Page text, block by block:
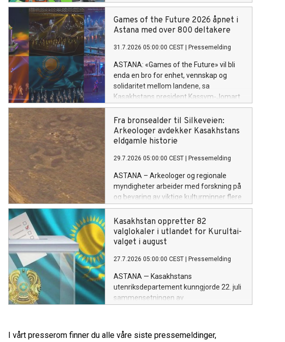
samler fans av film, serier, tegneserier,
dataspill, anime og annen moderne
kultur fra hele verden.
Games of the Future 2026 åpnet i
Astana med over 800 deltakere
31.7.2026 05:00:00 CEST Pressemelding
ASTANA: «Games of the Future» vil bli
enda en bro for enhet, vennskap og
solidaritet mellom landene, sa
Kasakhstans president Kassym-Jomart
Tokayev da han åpnet den
internasjonale turneringen i Astana 29.
juli.
Fra bronsealder til Silkeveien:
Arkeologer avdekker Kasakhstans
eldgamle historie
29.7.2026 05:00:00 CEST Pressemelding
ASTANA – Arkeologer og regionale
myndigheter arbeider med forskning på
og bevaring av viktige kulturminner flere
steder i Kasakhstan. Fra
bronsealderbosetninger i Rudny til
monumenter fra Den gylne horde og et
gammelt handelsknutepunkt ved Det
om landets arkeologiske arv og bidrar til
langsiktig bevaring.
Kasakhstan oppretter 82
valglokaler i utlandet for Kurultai-
valget i august
27.7.2026 05:00:00 CEST Pressemelding
ASTANA — Kasakhstans
utenriksdepartement kunngjorde 22. juli
sammensetningen av
for å organisere stemmegivningen ved
I vårt presserom finner du alle våre siste pressemeldinger,